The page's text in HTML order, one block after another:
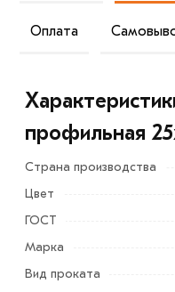
Оплата
профильная
Страна производства
Цвет
ГОСТ
Марка
Вид проката